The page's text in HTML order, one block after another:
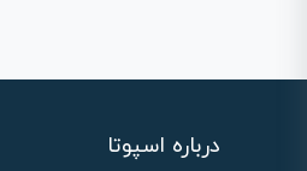
درباره اسپوتا